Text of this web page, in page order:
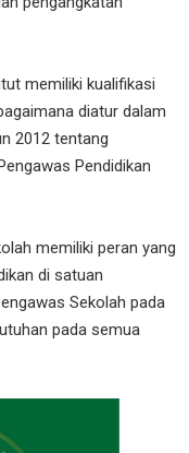
memiliki kualifikasi
diatur dalam
2012 tentang
Pendidikan
memiliki peran yang
di satuan
Sekolah pada
pada semua